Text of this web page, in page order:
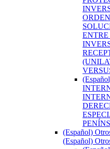
ENTRE
(Español)
(Español)